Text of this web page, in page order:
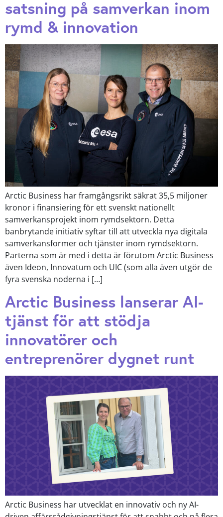
satsning på samverkan inom
rymd & innovation
Arctic Business har framgångsrikt säkrat 35,5 miljoner
kronor i finansiering för ett svenskt nationellt
samverkansprojekt inom rymdsektorn. Detta
banbrytande initiativ syftar till att utveckla nya digitala
samverkansformer och tjänster inom rymdsektorn.
Parterna som är med i detta är förutom Arctic Business
även Ideon, Innovatum och UIC (som alla även utgör de
fyra svenska noderna i […]
Arctic Business lanserar AI-
tjänst för att stödja
innovatörer och
entreprenörer dygnet runt
Arctic Business har utvecklat en innovativ och ny AI-